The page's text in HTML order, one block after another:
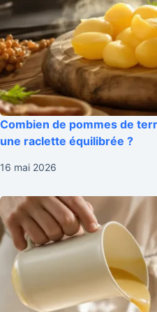
Combien de pommes de
une raclette équilibrée ?
16 mai 2026